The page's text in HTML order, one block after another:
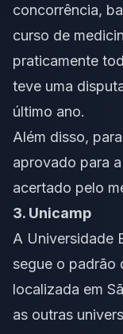
concorrência,
curso de
praticamente
teve uma
último ano.
Além disso,
aprovado para
acertado pelo
3. Unicamp
A Universidade
segue o padrão
localizada em
as outras